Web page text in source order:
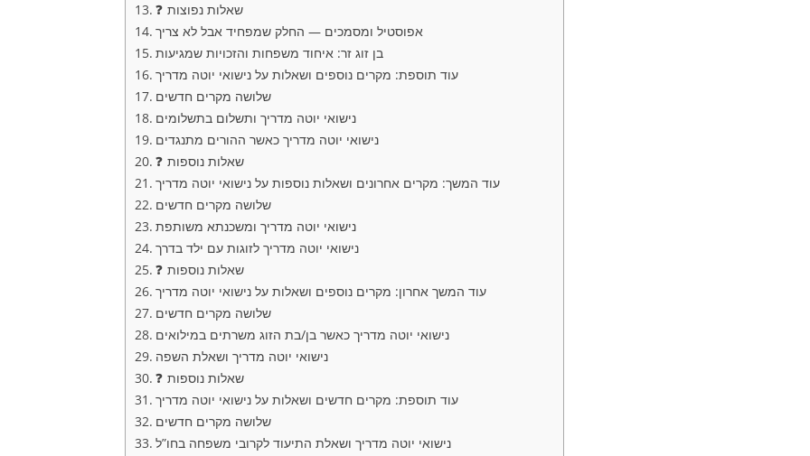
❓ שאלות נפוצות
אפוסטיל ומסמכים — החלק שמפחיד אבל לא צריך
בן זוג זר: איחוד משפחות והזכויות שמגיעות
עוד תוספת: מקרים נוספים ושאלות על נישואי יוטה מדריך
שלושה מקרים חדשים
נישואי יוטה מדריך ותשלום בתשלומים
נישואי יוטה מדריך כאשר ההורים מתנגדים
❓ שאלות נוספות
עוד המשך: מקרים אחרונים ושאלות נוספות על נישואי יוטה מדריך
שלושה מקרים חדשים
נישואי יוטה מדריך ומשכנתא משותפת
נישואי יוטה מדריך לזוגות עם ילד בדרך
❓ שאלות נוספות
עוד המשך אחרון: מקרים נוספים ושאלות על נישואי יוטה מדריך
שלושה מקרים חדשים
נישואי יוטה מדריך כאשר בן/בת הזוג משרתים במילואים
נישואי יוטה מדריך ושאלת השפה
❓ שאלות נוספות
עוד תוספת: מקרים חדשים ושאלות על נישואי יוטה מדריך
שלושה מקרים חדשים
נישואי יוטה מדריך ושאלת התיעוד לקרובי משפחה בחו”ל